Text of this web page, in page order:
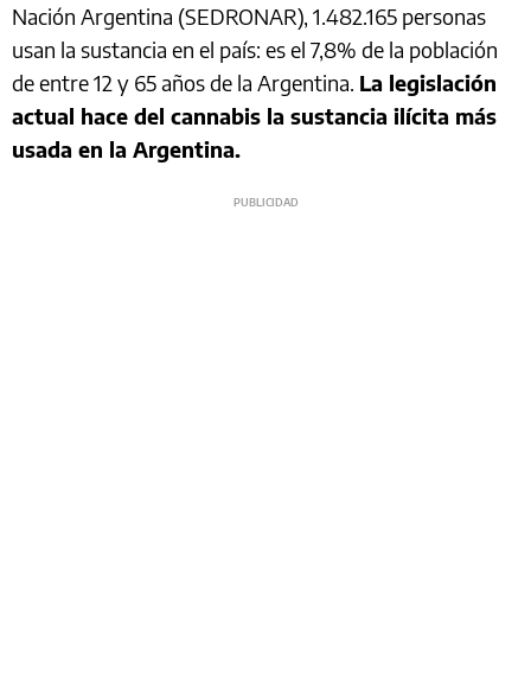
Nación Argentina (SEDRONAR), 1.482.165 personas
usan la sustancia en el país: es el 7,8% de la población
de entre 12 y 65 años de la Argentina. La legislación
actual hace del cannabis la sustancia ilícita más
usada en la Argentina.